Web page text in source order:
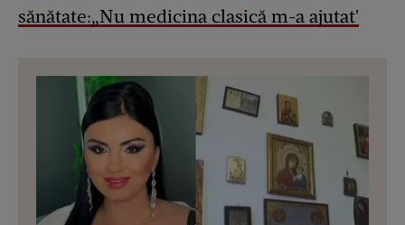
sănătate:„Nu medicina clasică m-a ajutat'